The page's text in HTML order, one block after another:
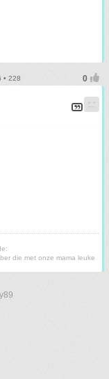
• 228
die met onze mama leuke